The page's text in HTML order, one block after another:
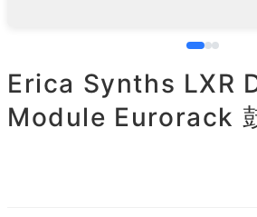
Erica Synths LXR
Module Eurorack